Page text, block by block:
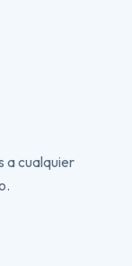
a cualquier